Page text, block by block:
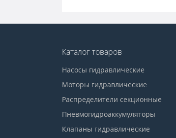
Каталог товаров
Насосы гидравлические
Моторы гидравлические
Распределители секционные
Пневмогидроаккумуляторы
Клапаны гидравлические